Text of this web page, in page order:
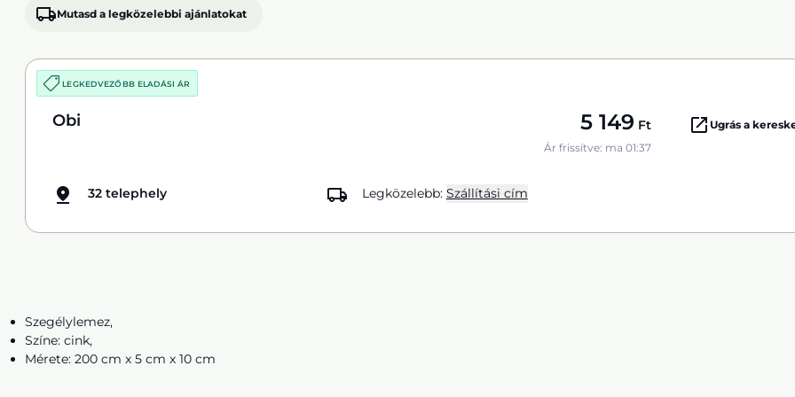
Mutasd a legközelebbi ajánlatokat
LEGKEDVEZŐBB ELADÁSI ÁR
Obi 5 149 Ft
Ár frissítve: ma 01:37
Ugrás a
32 telephely Legközelebb: Szállítási cím
Szegélylemez,
Színe: cink,
Mérete: 200 cm x 5 cm x 10 cm